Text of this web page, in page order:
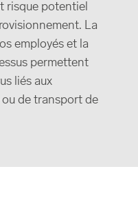
risque potentiel
La
employés et la
permettent
liés aux
de transport de